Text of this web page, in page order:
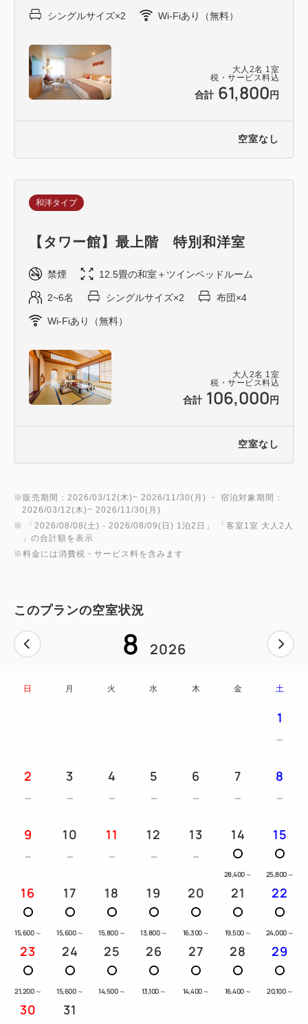
との記念日に ＞
お誕生日や特別な記念日は御宿東鳳で思い出深いひと
記念日にぴったりのホールケーキをお部屋にお届け！
・ホールケーキ4号サイズ（12cm／2～3名様用）を1
予約につき1つご提供
本ご提供
・お部屋にケーキをお届けするご希望のお時間帯を事
前にご連絡ください。（お食事会場での提供、お部屋
からお食事会場への持込不可）
希望のメッセージがある場合は事前にご連絡くださ
ります。変更の場合は当館までお電話でご連絡くださ
い。（10：00～18：00まで）
・ご予約時に上記情報のご記入がない場合、当館から
ご連絡させていただきます。（事前確認が取れない場
※別途料金で花束のご用意もできますのでお気軽にお
問い合わせください。
高い天井の梁を活かしてつくられた開放感あふれるビ
ショーケースに並ぶスイーツの数々までメニューは多
おります。
※お食事時間は1時間30分です。
◇朝食ビュッフェ◇『あがらんしょ』
大人 2名 1 室
税・サービス料込
合計 61,800 円
シングルサイズ×2 Wi-Fiあり（無料）
空室なし
大人 2名 1 室
税・サービス料込
合計 106,000 円
和洋タイプ
【タワー館】最上階 特別和洋室
禁煙 12.5畳の和室＋ツインベッドルーム
2~6名 シングルサイズ×2 布団×4
Wi-Fiあり（無料）
空室なし
※販売期間：2026/03/12(木)~ 2026/11/30(月) ・ 宿泊対象期間：
2026/03/12(木)~ 2026/11/30(月)
※ 「 2026/08/08(土) - 2026/08/09(日) 1泊2日 」 「客室1室 大人2人
」の合計額を表示
※料金には消費税・サービス料を含みます
このプランの空室状況
8 2026
日 月 火 水 木 金 土
1
2 3 4 5 6 7 8
9 10 11 12 13 14
28,400 ～
15
25,800 ～
16
15,600 ～
17
15,600 ～
18
15,800 ～
19
13,800 ～
20
16,300 ～
21
19,500 ～
22
24,000 ～
23
21,200 ～
24
15,600 ～
25
14,500 ～
26
13,100 ～
27
14,400 ～
28
16,400 ～
29
20,100 ～
30 31